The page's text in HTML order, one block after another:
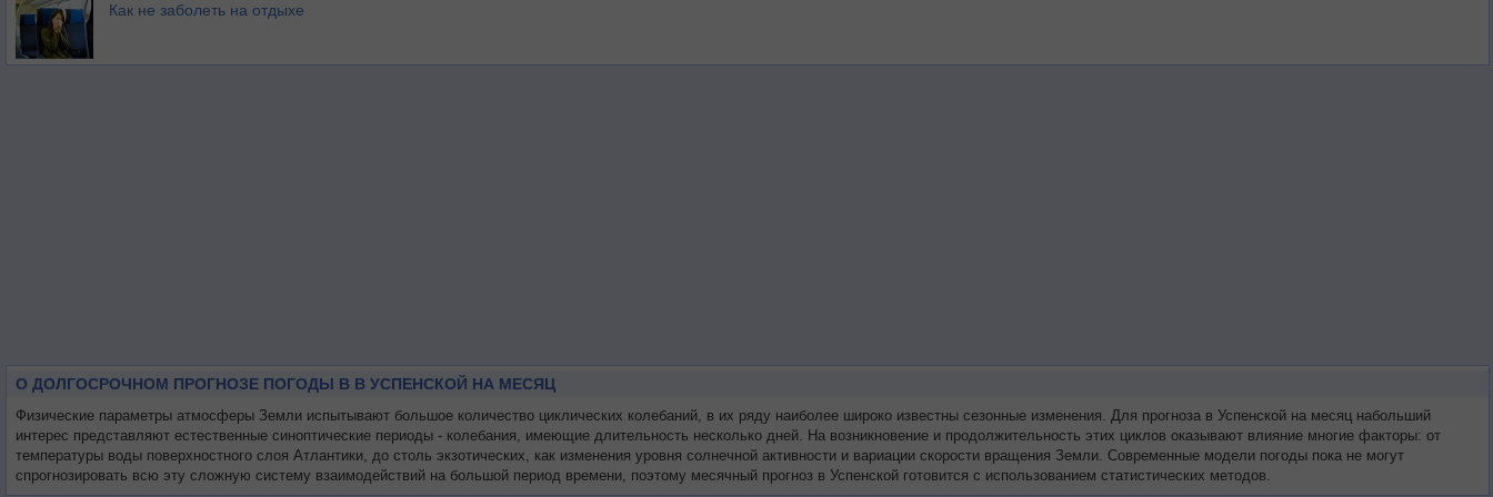
Как не заболеть на отдыхе
О ДОЛГОСРОЧНОМ ПРОГНОЗЕ ПОГОДЫ В В УСПЕНСКОЙ НА МЕСЯЦ
Физические параметры атмосферы Земли испытывают большое количество циклических колебаний, в их ряду наиболее широко известны сезонные изменения. Для прогноза в Успенской на месяц набольший
интерес представляют естественные синоптические периоды - колебания, имеющие длительность несколько дней. На возникновение и продолжительность этих циклов оказывают влияние многие факторы: от
температуры воды поверхностного слоя Атлантики, до столь экзотических, как изменения уровня солнечной активности и вариации скорости вращения Земли. Современные модели погоды пока не могут
спрогнозировать всю эту сложную систему взаимодействий на большой период времени, поэтому месячный прогноз в Успенской готовится с использованием статистических методов.